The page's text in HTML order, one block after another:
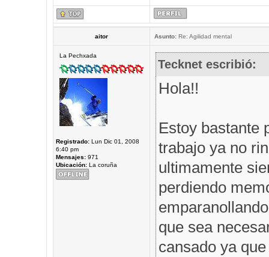
aitor Asunto:Re: Agilidad mental
La Pechxada
Registrado:Lun Dic 01, 2008
6:40 pm
Mensajes:971
Ubicación:La coruña
Tecknet escribió:
Hola!!
Estoy bastante
trabajo ya no
ultimamente
perdiendo
que sea
cansado ya